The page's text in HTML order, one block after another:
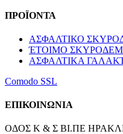
ΠΡΟΪΟΝΤΑ
ΑΣΦΑΛΤΙΚΟ
ΈΤΟΙΜΟ
ΑΣΦΑΛΤΙΚΑ
Comodo SSL
ΕΠΙΚΟΙΝΩΝΙΑ
ΟΔΟΣ Κ & Σ ΒΙ.ΠΕ